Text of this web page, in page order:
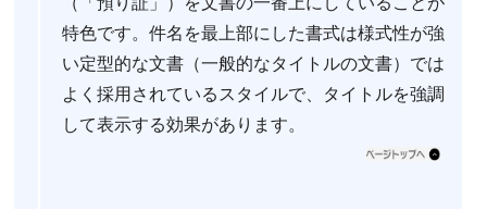
特色です。件名を最上部にした書式は様式性が強
い定型的な文書（一般的なタイトルの文書）では
よく採用されているスタイルで、タイトルを強調
して表示する効果があります。